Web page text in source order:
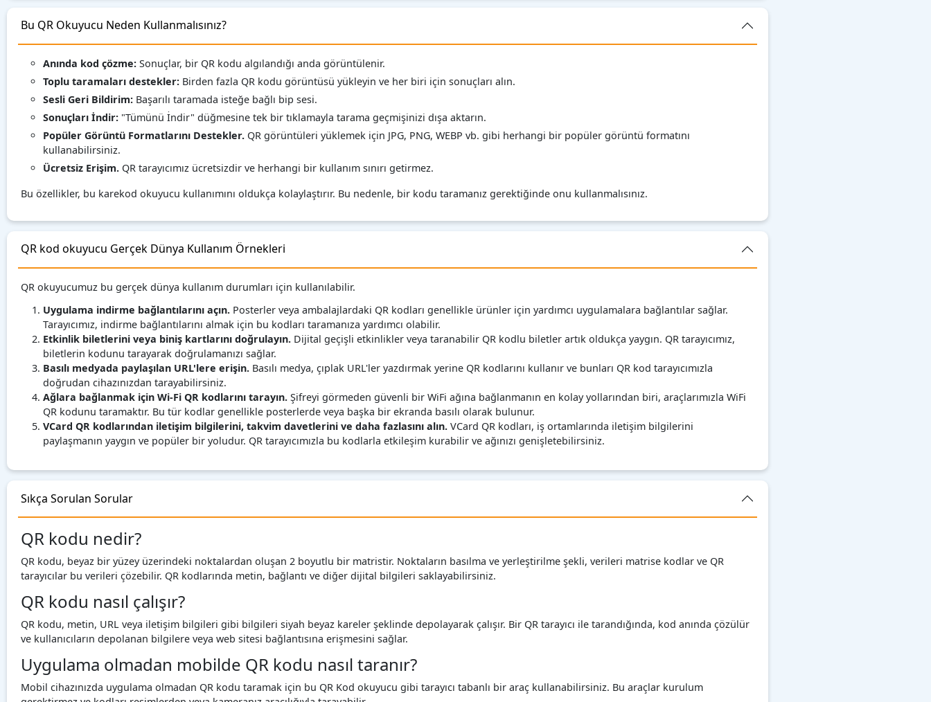
Bu QR Okuyucu Neden Kullanmalısınız?
Anında kod çözme: Sonuçlar, bir QR kodu algılandığı anda görüntülenir.
Toplu taramaları destekler: Birden fazla QR kodu görüntüsü yükleyin ve her biri için sonuçları alın.
Sesli Geri Bildirim: Başarılı taramada isteğe bağlı bip sesi.
Sonuçları İndir: "Tümünü İndir" düğmesine tek bir tıklamayla tarama geçmişinizi dışa aktarın.
Popüler Görüntü Formatlarını Destekler. QR görüntüleri yüklemek için JPG, PNG, WEBP vb. gibi herhangi bir popüler görüntü formatını
kullanabilirsiniz.
Ücretsiz Erişim. QR tarayıcımız ücretsizdir ve herhangi bir kullanım sınırı getirmez.
Bu özellikler, bu karekod okuyucu kullanımını oldukça kolaylaştırır. Bu nedenle, bir kodu taramanız gerektiğinde onu kullanmalısınız.
QR kod okuyucu Gerçek Dünya Kullanım Örnekleri
QR okuyucumuz bu gerçek dünya kullanım durumları için kullanılabilir.
Uygulama indirme bağlantılarını açın. Posterler veya ambalajlardaki QR kodları genellikle ürünler için yardımcı uygulamalara bağlantılar sağlar.
Tarayıcımız, indirme bağlantılarını almak için bu kodları taramanıza yardımcı olabilir.
Etkinlik biletlerini veya biniş kartlarını doğrulayın. Dijital geçişli etkinlikler veya taranabilir QR kodlu biletler artık oldukça yaygın. QR tarayıcımız,
biletlerin kodunu tarayarak doğrulamanızı sağlar.
Basılı medyada paylaşılan URL'lere erişin. Basılı medya, çıplak URL'ler yazdırmak yerine QR kodlarını kullanır ve bunları QR kod tarayıcımızla
doğrudan cihazınızdan tarayabilirsiniz.
Ağlara bağlanmak için Wi-Fi QR kodlarını tarayın. Şifreyi görmeden güvenli bir WiFi ağına bağlanmanın en kolay yollarından biri, araçlarımızla WiFi
QR kodunu taramaktır. Bu tür kodlar genellikle posterlerde veya başka bir ekranda basılı olarak bulunur.
VCard QR kodlarından iletişim bilgilerini, takvim davetlerini ve daha fazlasını alın. VCard QR kodları, iş ortamlarında iletişim bilgilerini
paylaşmanın yaygın ve popüler bir yoludur. QR tarayıcımızla bu kodlarla etkileşim kurabilir ve ağınızı genişletebilirsiniz.
Sıkça Sorulan Sorular
QR kodu nedir?
QR kodu, beyaz bir yüzey üzerindeki noktalardan oluşan 2 boyutlu bir matristir. Noktaların basılma ve yerleştirilme şekli, verileri matrise kodlar ve QR
tarayıcılar bu verileri çözebilir. QR kodlarında metin, bağlantı ve diğer dijital bilgileri saklayabilirsiniz.
QR kodu nasıl çalışır?
QR kodu, metin, URL veya iletişim bilgileri gibi bilgileri siyah beyaz kareler şeklinde depolayarak çalışır. Bir QR tarayıcı ile tarandığında, kod anında çözülür
ve kullanıcıların depolanan bilgilere veya web sitesi bağlantısına erişmesini sağlar.
Uygulama olmadan mobilde QR kodu nasıl taranır?
Mobil cihazınızda uygulama olmadan QR kodu taramak için bu QR Kod okuyucu gibi tarayıcı tabanlı bir araç kullanabilirsiniz. Bu araçlar kurulum